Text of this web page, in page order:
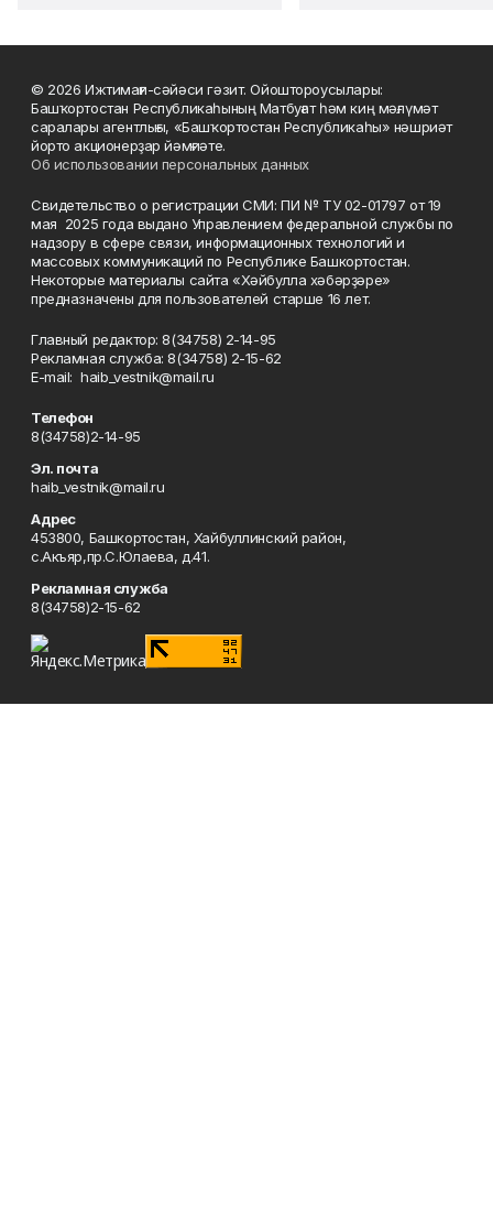
© 2026 Ижтимағи-сәйәси гәзит. Ойоштороусылары:
Башҡортостан Республикаһының Матбуғат һәм киң мәғлүмәт
саралары агентлығы, «Башҡортостан Республикаһы» нәшриәт
йорто акционерҙар йәмғиәте.
Об использовании персональных данных
Свидетельство о регистрации СМИ: ПИ № ТУ 02-01797 от 19
мая 2025 года выдано Управлением федеральной службы по
надзору в сфере связи, информационных технологий и
массовых коммуникаций по Республике Башкортостан.
Некоторые материалы сайта «Хәйбулла хәбәрҙәре»
предназначены для пользователей старше 16 лет.
Главный редактор: 8(34758) 2-14-95
Рекламная служба: 8(34758) 2-15-62
Е-mаil: haib_vestnik@mail.ru
Телефон
8(34758)2-14-95
Эл. почта
haib_vestnik@mail.ru
Адрес
453800, Башкортостан, Хайбуллинский район,
с.Акъяр,пр.С.Юлаева, д.41.
Рекламная служба
8(34758)2-15-62